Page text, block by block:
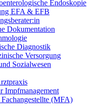
Endoskopie
EFA & EFB
Dokumentation
Diagnostik
Versorgung
Sozialwesen
Impfmanagement
(MFA)